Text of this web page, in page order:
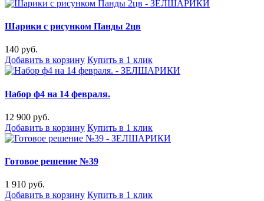
Шарики с рисунком Панды 2цв
140 руб.
Добавить в корзину Купить в 1 клик
Набор ф4 на 14 февраля.
12 900 руб.
Добавить в корзину Купить в 1 клик
Готовое решение №39
1 910 руб.
Добавить в корзину Купить в 1 клик